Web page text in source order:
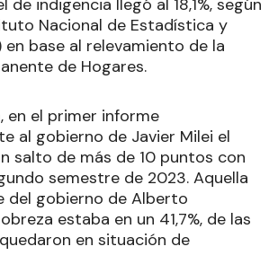
de indigencia llegó al 18,1%, según
Nacional de Estadística y
en base al relevamiento de la
de Hogares.
en el primer informe
al gobierno de Javier Milei el
salto de más de 10 puntos con
semestre de 2023. Aquella
del gobierno de Alberto
estaba en un 41,7%, de las
quedaron en situación de